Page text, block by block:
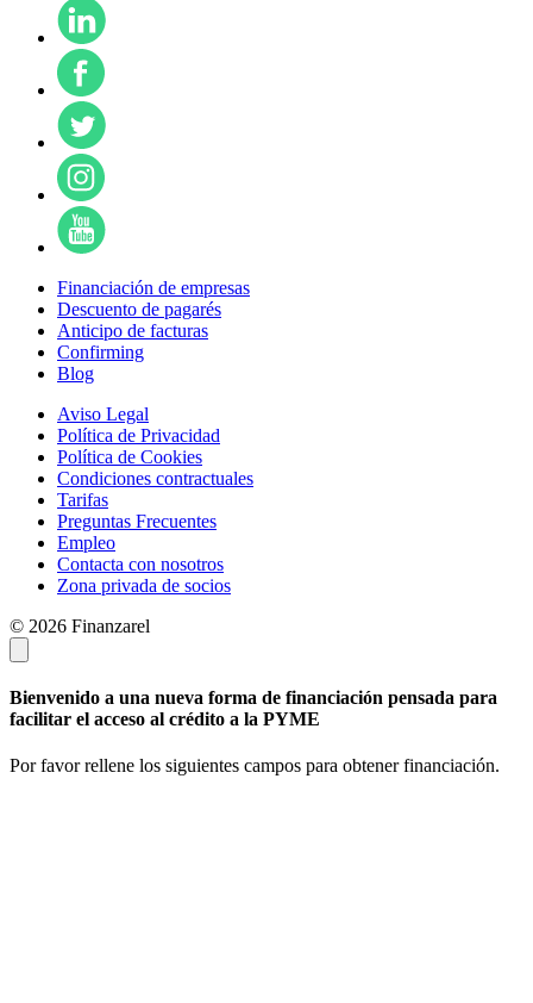
Financiación de empresas
Descuento de pagarés
Anticipo de facturas
Confirming
Blog
Aviso Legal
Política de Privacidad
Política de Cookies
Condiciones contractuales
Tarifas
Preguntas Frecuentes
Empleo
Contacta con nosotros
Zona privada de socios
© 2026 Finanzarel
Bienvenido a una nueva forma de financiación pensada para
facilitar el acceso al crédito a la PYME
Por favor rellene los siguientes campos para obtener financiación.